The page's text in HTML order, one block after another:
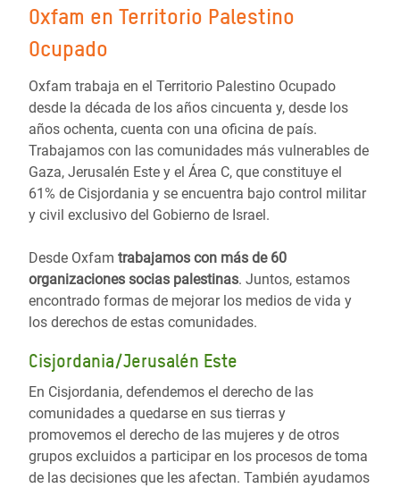
Oxfam en Territorio Palestino
Ocupado
Oxfam trabaja en el Territorio Palestino Ocupado
desde la década de los años cincuenta y, desde los
años ochenta, cuenta con una oficina de país.
Trabajamos con las comunidades más vulnerables de
Gaza, Jerusalén Este y el Área C, que constituye el
61% de Cisjordania y se encuentra bajo control militar
y civil exclusivo del Gobierno de Israel.
Desde Oxfam trabajamos con más de 60
organizaciones socias palestinas. Juntos, estamos
encontrado formas de mejorar los medios de vida y
los derechos de estas comunidades.
Cisjordania/Jerusalén Este
En Cisjordania, defendemos el derecho de las
comunidades a quedarse en sus tierras y
promovemos el derecho de las mujeres y de otros
grupos excluidos a participar en los procesos de toma
de las decisiones que les afectan. También ayudamos